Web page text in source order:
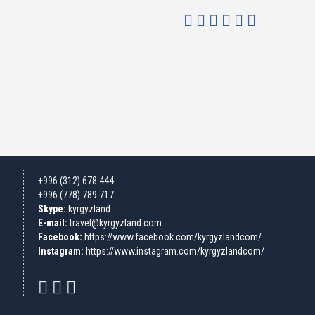
+996 (312) 678 444
+996 (778) 789 717
Skype: kyrgyzland
E-mail: travel@kyrgyzland.com
Facebook: https://www.facebook.com/kyrgyzlandcom/
Instagram: https://www.instagram.com/kyrgyzlandcom/